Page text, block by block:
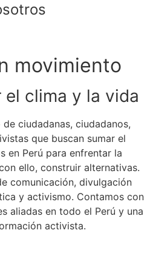
movimiento
clima y la vida
ciudadanas, ciudadanos,
que buscan sumar el
en Perú para enfrentar la
ello, construir alternativas.
comunicación, divulgación
y activismo. Contamos con
aliadas en todo el Perú y una
activista.